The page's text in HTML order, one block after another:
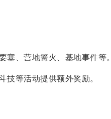
塞、营地篝火、基地事件等。
技等活动提供额外奖励。